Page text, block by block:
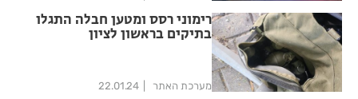
רימוני רסס ומטען חבלה התגלו
בתיקים בראשון לציון
מערכת האתר 22.01.24